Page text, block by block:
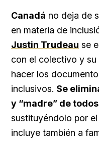
Canadá no deja de
en materia de
Justin Trudeau se
con el colectivo y su
hacer los
inclusivos. Se
y “madre” de
sustituyéndolo por
incluye también a